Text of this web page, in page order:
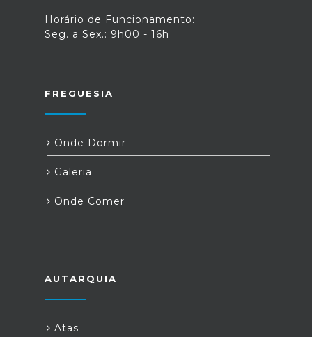
Horário de Funcionamento:
Seg. a Sex.: 9h00 - 16h
FREGUESIA
Onde Dormir
Galeria
Onde Comer
AUTARQUIA
Atas